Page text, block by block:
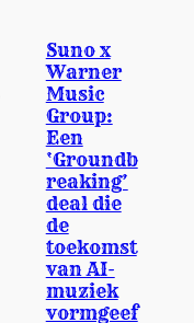
Suno x
Warner
Music
Group:
Een
‘Groundb
reaking’
deal die
de
toekomst
van AI-
muziek
vormgeef